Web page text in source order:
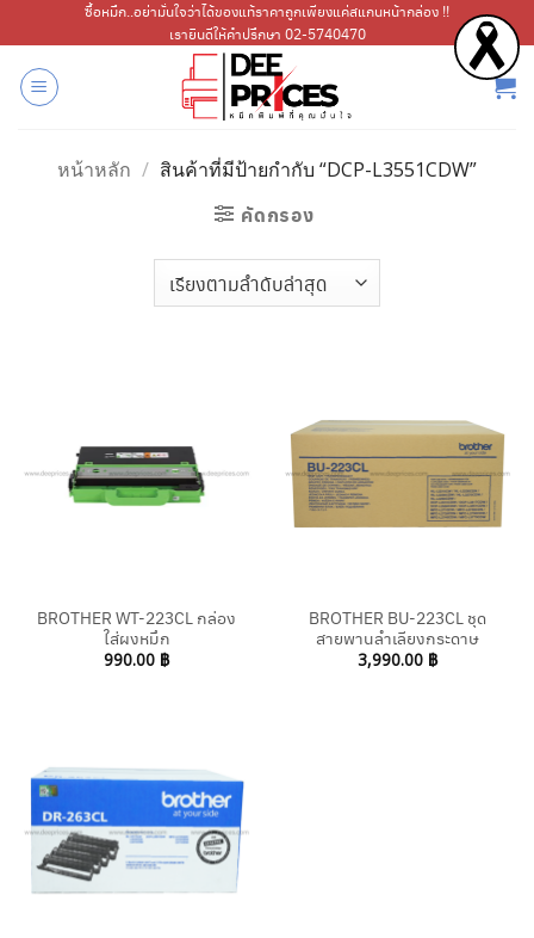
ไป
เนื้อหา
ซื้อหมึก..อย่ามั่นใจว่าได้ของแท้ราคาถูกเพียงแค่สแกนหน้ากล่อง !!
เรายินดีให้คำปรึกษา 02-5740470
หน้าหลัก / สินค้าที่มีป้ายกำกับ “DCP-L3551CDW”
คัดกรอง
BROTHER WT-223CL กล่อง
ใส่ผงหมึก
990.00 ฿
BROTHER BU-223CL ชุด
สายพานลำเลียงกระดาษ
3,990.00 ฿